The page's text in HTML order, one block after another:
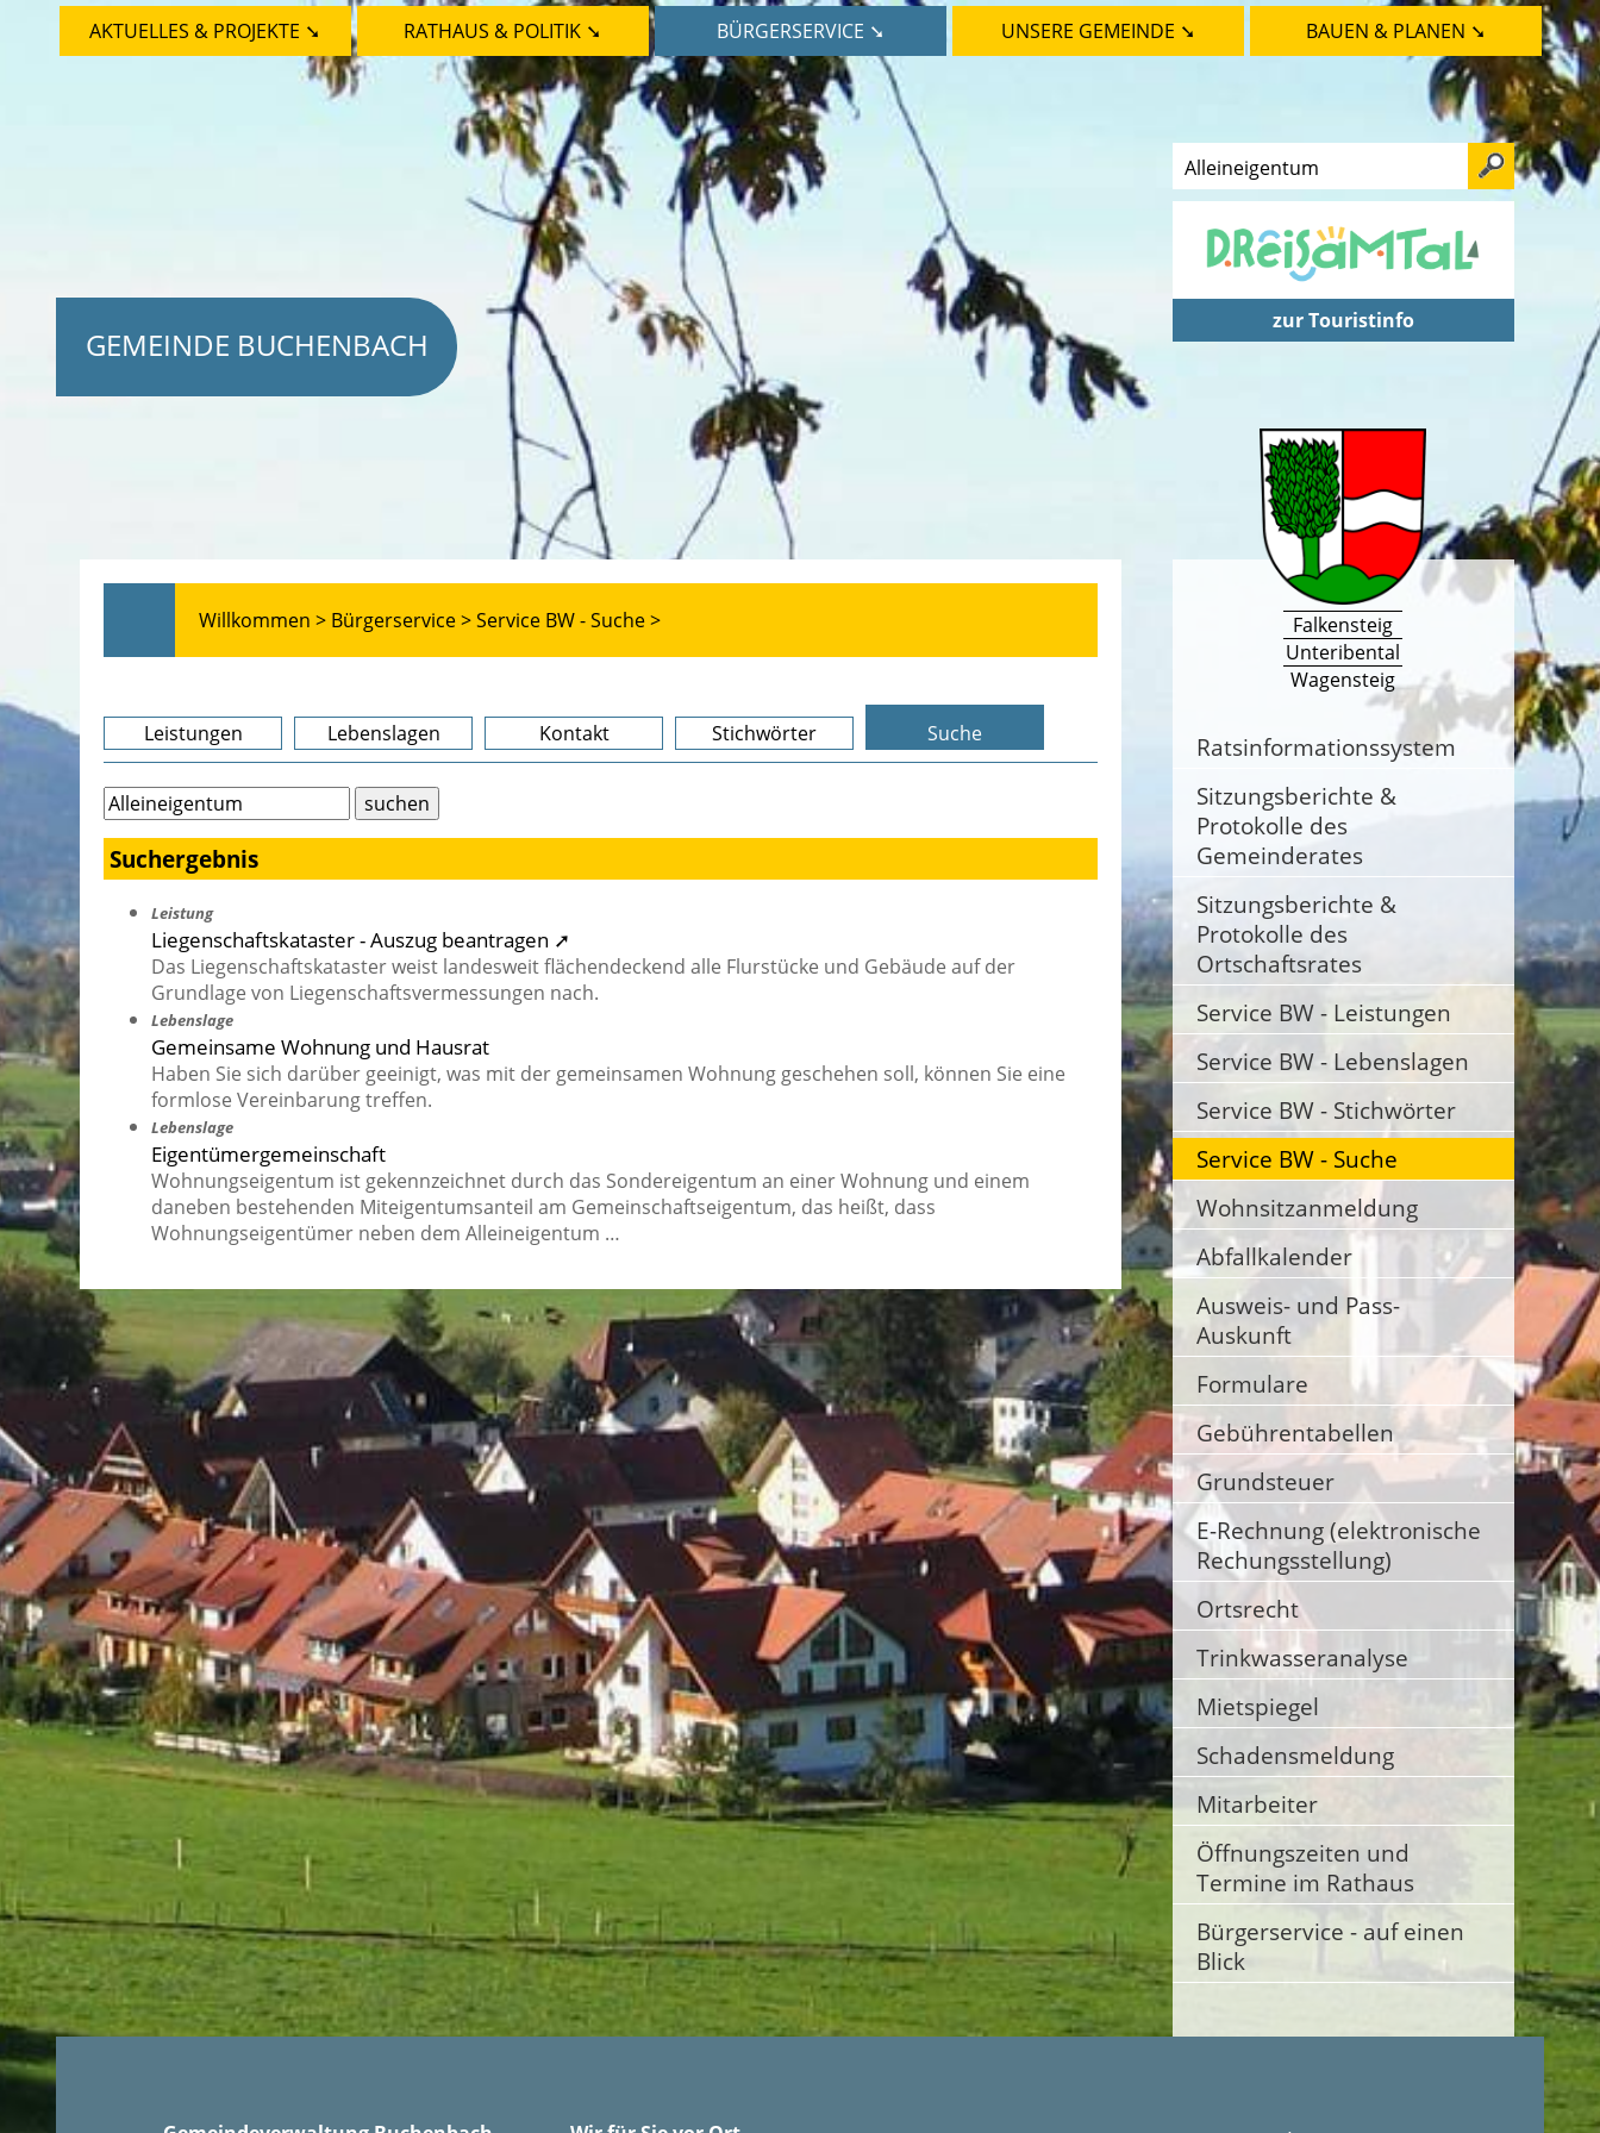
GEMEINDE BUCHENBACH
AKTUELLES & PROJEKTE ➘ RATHAUS & POLITIK ➘ BÜRGERSERVICE ➘ UNSERE GEMEINDE ➘ BAUEN & PLANEN ➘
zur Touristinfo
Willkommen > Bürgerservice >Service BW - Suche >
Leistungen Lebenslagen Kontakt Stichwörter Suche
Suchergebnis
Leistung
Liegenschaftskataster - Auszug beantragen ➚
Das Liegenschaftskataster weist landesweit flächendeckend alle Flurstücke und Gebäude auf der
Grundlage von Liegenschaftsvermessungen nach.
Lebenslage
Gemeinsame Wohnung und Hausrat
Haben Sie sich darüber geeinigt, was mit der gemeinsamen Wohnung geschehen soll, können Sie eine
formlose Vereinbarung treffen.
Lebenslage
Eigentümergemeinschaft
Wohnungseigentum ist gekennzeichnet durch das Sondereigentum an einer Wohnung und einem
daneben bestehenden Miteigentumsanteil am Gemeinschaftseigentum, das heißt, dass
Wohnungseigentümer neben dem Alleineigentum …
Falkensteig
Unteribental
Wagensteig
Ratsinformationssystem
Sitzungsberichte &
Protokolle des
Gemeinderates
Sitzungsberichte &
Protokolle des
Ortschaftsrates
Service BW - Leistungen
Service BW - Lebenslagen
Service BW - Stichwörter
Service BW - Suche
Wohnsitzanmeldung
Abfallkalender
Ausweis- und Pass-
Auskunft
Formulare
Gebührentabellen
Grundsteuer
E-Rechnung (elektronische
Rechungsstellung)
Ortsrecht
Trinkwasseranalyse
Mietspiegel
Schadensmeldung
Mitarbeiter
Öffnungszeiten und
Termine im Rathaus
Bürgerservice - auf einen
Blick